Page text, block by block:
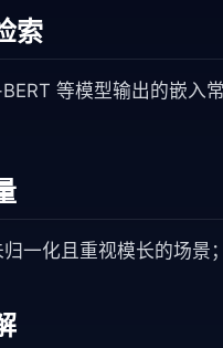
索
等模型输出的嵌入
一化且重视模长的场景